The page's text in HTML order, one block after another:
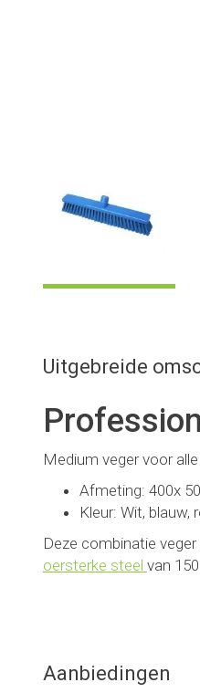
Uitgebreide
Medium veger voor
Afmeting: 400x
Kleur: Wit, blauw,
Deze combinatie
oersterke steel van
Aanbiedingen